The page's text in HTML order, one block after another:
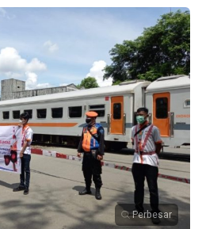
Perbesar